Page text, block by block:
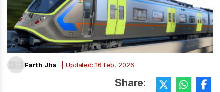
Parth Jha | Updated: 16 Feb, 2026
Share: